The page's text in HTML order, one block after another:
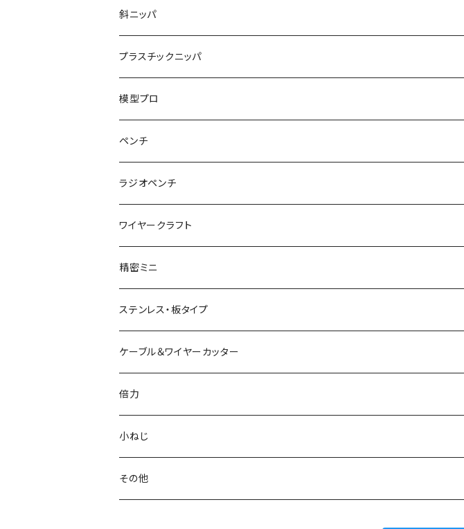
くちプラ用替えくわえ部
ハンマープライヤー用
グリップ
丸ペンチ
平ペンチ
ナイロンジョープライヤー
強力ニッパ
かるいニッパ
新サイズ強力ニッパ
パワーニッパ
ピアノ線強力ニッパ
結束バンド2WAYニッパ
結束バンドひっぱりニッパ
電工Fニッパ
電工パワーニッパ
模型プロ ニッパ
ミニマイクロニッパ
マイクロニッパ
斜ニッパ
プラスチックニッパ
プラスチックニッパ
かるいプラスチックニッパ
ミニプラスチックニッパ
マイクロプラスチックニッパ
模型プロ 片刃プラニッパ
片刃プラニッパ
ハイプラスチックニッパ
スリムプラスチックニッパ
斜プラスチックニッパ
エッジプラスチックニッパ
模型プロ
ペンチ
ペンチ
かるいペンチ
新サイズペンチ
かるいパワーペンチ
電工パワーペンチ
ラジオペンチ
ラジオペンチ
かるいラジオペンチ
新サイズラジオペンチ
マイクロラジオペンチ
ニードルノーズプライヤー
リードペンチ
ステンレス製ラジオペンチ
ワイヤークラフト
精密ミニ
ミニマイクロニッパ
ミニプラスチックニッパ
エッジニッパ
ニードルノーズプライヤー
ミニリードペンチ
ステンレス・板タイプ
ニッパ
プラスチックニッパ
ラジオペンチ
リードペンチ
ケーブル＆ワイヤーカッター
電工Fペンチ
ケーブルカッター
ワイヤーカッター
倍力
グリーンシリーズ
ジュエリーカッター
小ねじ
トラスねじバイス
その他